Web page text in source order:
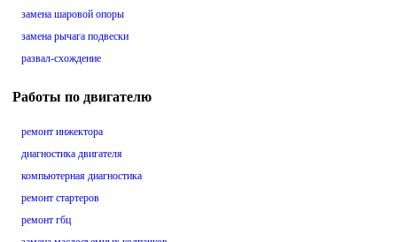
замена шаровой опоры
замена рычага подвески
развал-схождение
Работы по двигателю
ремонт инжектора
диагностика двигателя
компьютерная диагностика
ремонт стартеров
ремонт гбц